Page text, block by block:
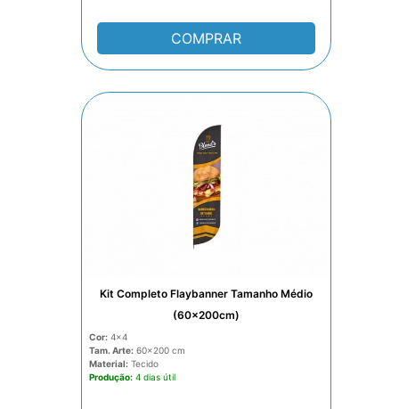
COMPRAR
Kit Completo Flaybanner Tamanho Médio
(60x200cm)
Cor: 4x4
Tam. Arte: 60x200
Material: Tecido
Produção: 4 dias